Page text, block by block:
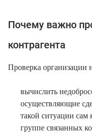
Почему важно
контрагента
Проверка организации
вычислить
осуществляющие
такой ситуации сам
группе связанных